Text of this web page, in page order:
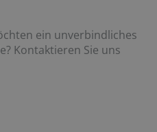
ein unverbindliches
Kontaktieren Sie uns